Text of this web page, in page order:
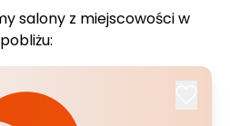
salony z miejscowości w
pobliżu: